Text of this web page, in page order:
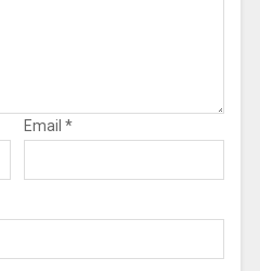
Email *